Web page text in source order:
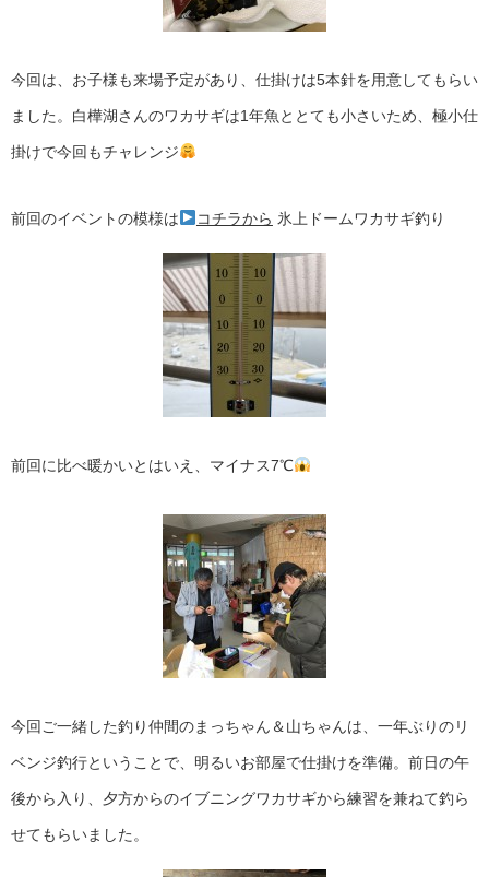
今回は、お子様も来場予定があり、仕掛けは5本針を用意してもらい
ました。白樺湖さんのワカサギは1年魚ととても小さいため、極小仕
掛けで今回もチャレンジ
前回のイベントの模様は コチラから 氷上ドームワカサギ釣り
前回に比べ暖かいとはいえ、マイナス7℃
今回ご一緒した釣り仲間のまっちゃん＆山ちゃんは、一年ぶりのリ
ベンジ釣行ということで、明るいお部屋で仕掛けを準備。前日の午
後から入り、夕方からのイブニングワカサギから練習を兼ねて釣ら
せてもらいました。